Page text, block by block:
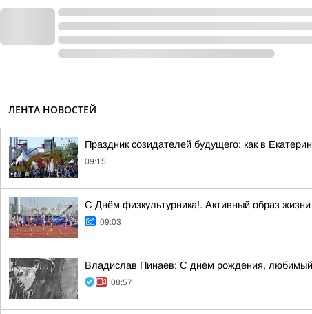
ЛЕНТА НОВОСТЕЙ
Праздник созидателей будущего: как в
09:15
С Днём физкультурника!. Активный образ
09:03
Владислав Пинаев: С днём рождения, любимый
08:57